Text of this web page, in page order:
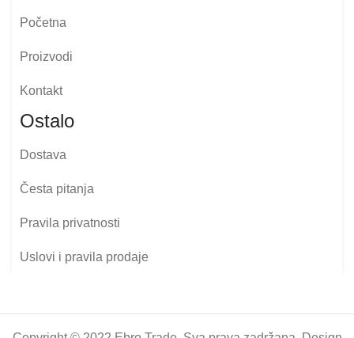
Početna
Proizvodi
Kontakt
Ostalo
Dostava
Česta pitanja
Pravila privatnosti
Uslovi i pravila prodaje